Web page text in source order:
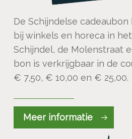
De Schijndelse
bij winkels en horeca in
Schijndel, de Molenstraat
bon is verkrijgbaar in de
€ 7,50, € 10,00 en € 25,00.
Meer informatie